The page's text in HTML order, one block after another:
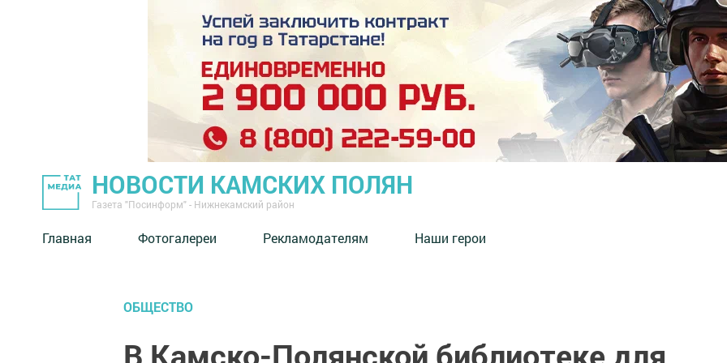
НОВОСТИ КАМСКИХ ПОЛЯН
Газета "Посинформ" - Нижнекамский район
Главная Фотогалереи Рекламодателям Наши герои
ОБЩЕСТВО
В Камско-Полянской библиотеке для